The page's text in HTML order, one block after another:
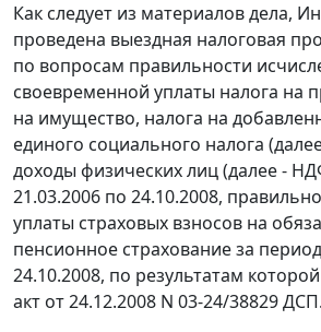
Как следует из материалов дела,
проведена выездная налоговая
по вопросам правильности
своевременной уплаты налога на
на имущество, налога на
единого социального налога
доходы физических лиц (далее -
21.03.2006 по 24.10.2008,
уплаты страховых взносов на
пенсионное страхование за
24.10.2008, по результатам
акт от 24.12.2008 N 03-24/38829 ДСП.